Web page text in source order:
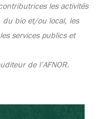
les activités
du bio et/ou local, les
services publics et
de l’AFNOR.